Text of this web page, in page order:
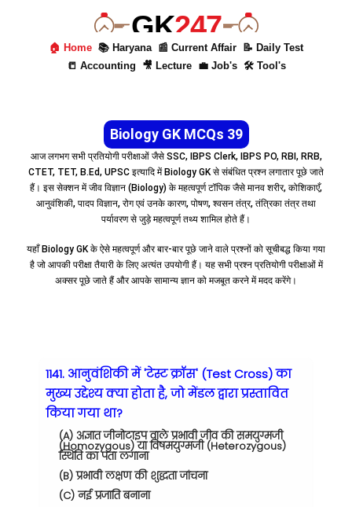
GK247
🏠 Home 📚 Haryana 📰 Current Affair
📝 Daily Test
📒 Accounting
🎥 Lecture 💼 Job's 🛠 Tool's
Biology GK MCQs 39
आज लगभग सभी प्रतियोगी परीक्षाओं जैसे SSC, IBPS Clerk, IBPS PO, RBI, RRB,
CTET, TET, B.Ed, UPSC इत्यादि में Biology GK से संबंधित प्रश्न लगातार पूछे जाते
हैं। इस सेक्शन में जीव विज्ञान (Biology) के महत्वपूर्ण टॉपिक जैसे मानव शरीर, कोशिकाएँ,
आनुवंशिकी, पादप विज्ञान, रोग एवं उनके कारण, पोषण, श्वसन तंत्र, तंत्रिका तंत्र तथा
पर्यावरण से जुड़े महत्वपूर्ण तथ्य शामिल होते हैं।
यहाँ Biology GK के ऐसे महत्वपूर्ण और बार-बार पूछे जाने वाले प्रश्नों को सूचीबद्ध किया गया
है जो आपकी परीक्षा तैयारी के लिए अत्यंत उपयोगी हैं। यह सभी प्रश्न प्रतियोगी परीक्षाओं में
अक्सर पूछे जाते हैं और आपके सामान्य ज्ञान को मजबूत करने में मदद करेंगे।
1141. आनुवंशिकी में 'टेस्ट क्रॉस' (Test Cross) का
मुख्य उद्देश्य क्या होता है, जो मेंडल द्वारा प्रस्तावित
किया गया था?
(A) अज्ञात जीनोटाइप वाले प्रभावी जीव की समयुग्मजी
(Homozygous) या विषमयुग्मजी (Heterozygous)
स्थिति का पता लगाना
(B) प्रभावी लक्षण की शुद्धता जांचना
(C) नई प्रजाति बनाना